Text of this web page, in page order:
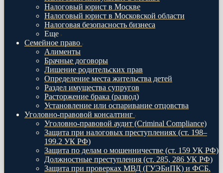
Налоговый юрист в Москве
Налоговый юрист в Московской области
Налоговая безопасность бизнеса
Еще
Семейное право
Алименты
Брачные договоры
Лишение родительских прав
Определение места жительства детей
Раздел имущества супругов
Расторжение брака (развод)
Установление или оспаривание отцовства
Уголовно-правовой консалтинг
Уголовно-правовой аудит (Criminal Compliance)
Защита при налоговых преступлениях (ст. 198–
199.2 УК РФ)
Защита по делам о мошенничестве (ст. 159 УК РФ)
Должностные преступления (ст. 285, 286 УК РФ)
Защита при проверках МВД (ГУЭБиПК) и ФСБ.